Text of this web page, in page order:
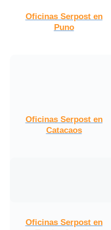
Oficinas Serpost en
Puno
Oficinas Serpost en
Catacaos
Oficinas Serpost en